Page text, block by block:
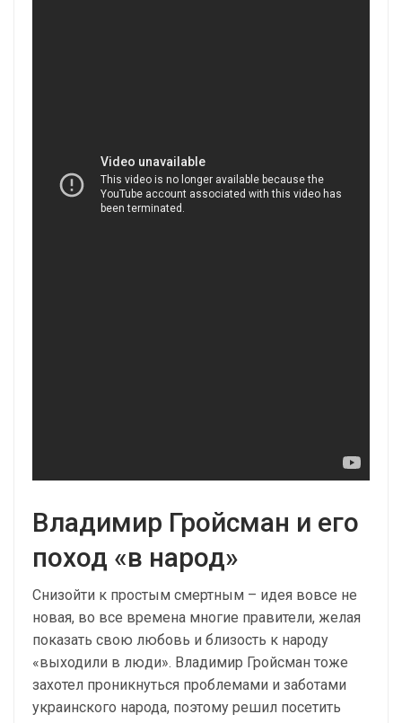
Владимир Гройсман и его
поход «в народ»
Снизойти к простым смертным – идея вовсе не
новая, во все времена многие правители, желая
показать свою любовь и близость к народу
«выходили в люди». Владимир Гройсман тоже
захотел проникнуться проблемами и заботами
украинского народа, поэтому решил посетить